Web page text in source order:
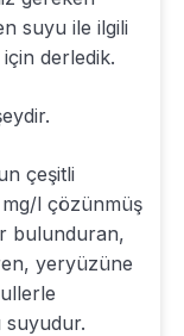
suyu ile ilgili
derledik.
çeşitli
l çözünmüş
bulunduran,
yeryüzüne
suyudur.